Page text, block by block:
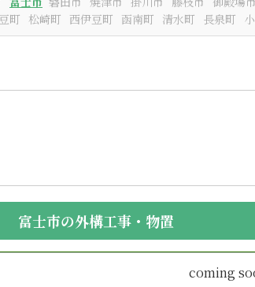
町 松崎町 西伊豆町 函南町 清水町 長泉町
富士市の外構工事・物置
coming